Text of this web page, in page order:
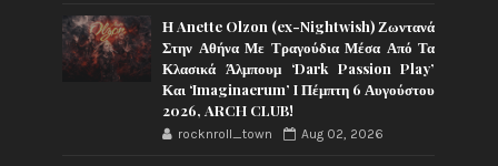
Η Anette Olzon (ex-Nightwish) Ζωντανά
Στην Αθήνα Με Τραγούδια Μέσα Από Τα
Κλασικά Άλμπουμ ‘Dark Passion Play’
Και ‘Imaginaerum’ I Πέμπτη 6 Αυγούστου
2026, ARCH CLUB!
rocknroll_town Aug 02, 2026